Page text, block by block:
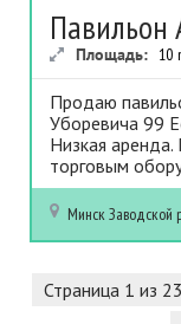
Павильон
Площадь: 10
Продаю
Уборевича 99
Низкая
торговым
МинскЗаводской
Страница 1 из 23